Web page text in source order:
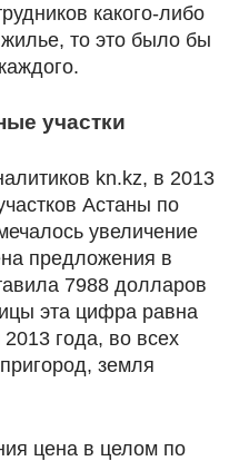
какого-либо
то это было бы
участки
kn.kz, в 2013
Астаны по
увеличение
предложения в
7988 долларов
эта цифра равна
года, во всех
земля
цена в целом по